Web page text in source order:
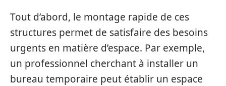
Tout d’abord, le montage rapide de ces
structures permet de satisfaire des besoins
urgents en matière d’espace. Par exemple,
un professionnel cherchant à installer un
bureau temporaire peut établir un espace